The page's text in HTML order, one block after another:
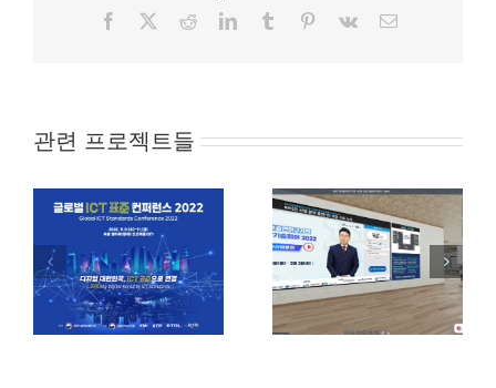
Facebook RedditLinkedInTumblr Pinterest
Vk
이
관련 프로젝트들
NST-정부출연연구
기관 사업화 유망
기술페어 2022 –
바이오산업분야
Hansem NEXUS